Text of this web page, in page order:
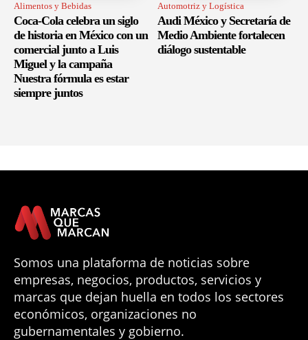
Alimentos y Bebidas
Coca-Cola celebra un siglo
de historia en México con un
comercial junto a Luis
Miguel y la campaña
Nuestra fórmula es estar
siempre juntos
Automotriz y Logística
Audi México y Secretaría de
Medio Ambiente fortalecen
diálogo sustentable
Somos una plataforma de noticias sobre
empresas, negocios, productos, servicios y
marcas que dejan huella en todos los sectores
económicos, organizaciones no
gubernamentales y gobierno.